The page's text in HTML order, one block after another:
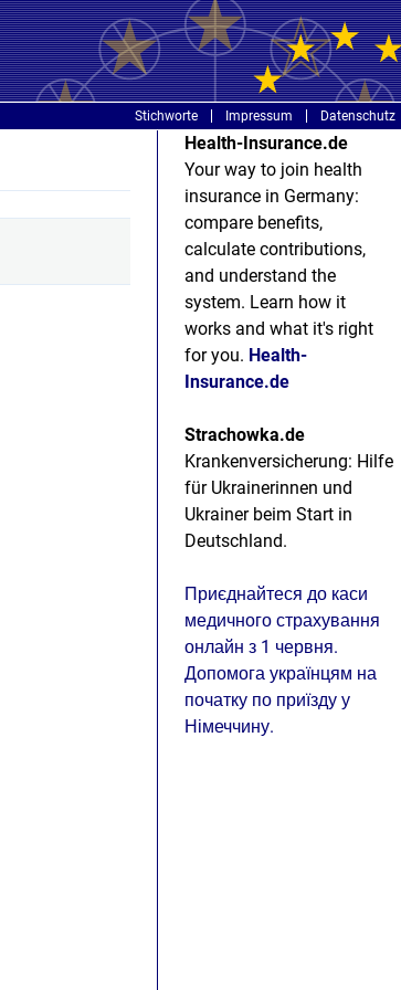
Stichworte Impressum Datenschutz
Health-Insurance.de
Your way to join health
insurance in Germany:
compare benefits,
calculate contributions,
and understand the
system. Learn how it
works and what it's right
for you. Health-
Insurance.de
Strachowka.de
Krankenversicherung: Hilfe
für Ukrainerinnen und
Ukrainer beim Start in
Deutschland.
Приєднайтеся до каси
медичного страхування
онлайн з 1 червня.
Допомога українцям на
початку по приїзду у
Німеччину.